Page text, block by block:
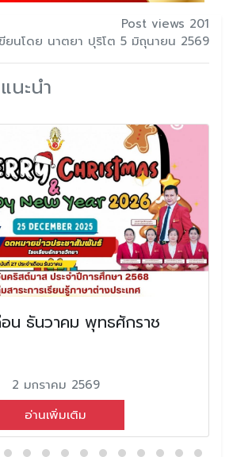
Post views 201
ขียนโดย นาตยา ปุริโต 5 มิถุนายน 2569
นะนำ
น ธันวาคม พุทธศักราช
2 มกราคม 2569
อ่านเพิ่มเติม